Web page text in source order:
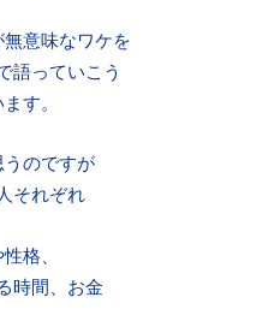
無意味なワケを
語っていこう
す。
のですが
それぞれ
格、
時間、お金